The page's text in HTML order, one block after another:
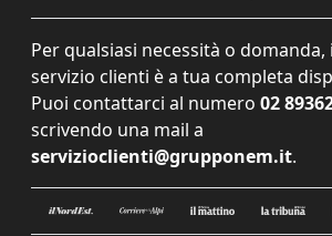
Per qualsiasi necessità o
servizio clienti è a tua completa
Puoi contattarci al numero 02
scrivendo una mail a
servizioclienti@grupponem.it.